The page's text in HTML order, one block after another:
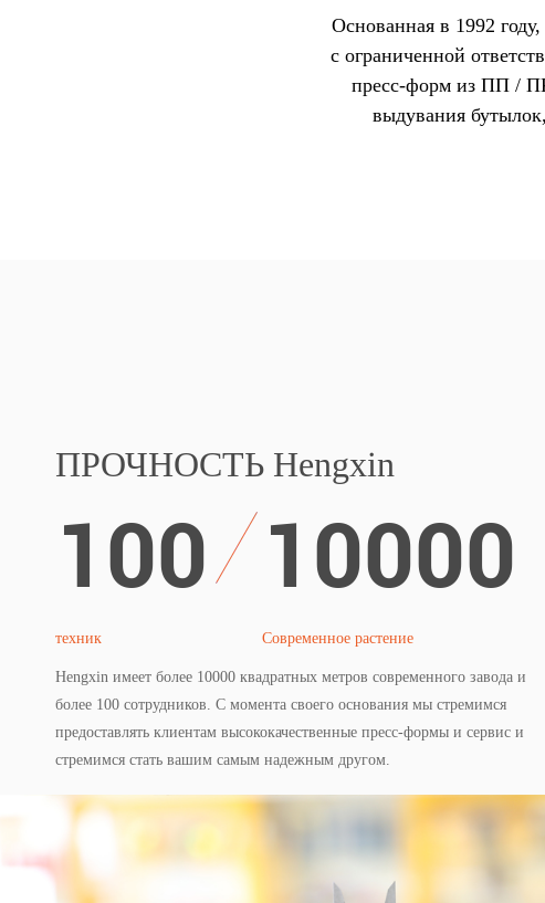
Основанная в 1992
с ограниченной
пресс-форм из ПП /
выдувания
ПРОЧНОСТЬ Hengxin
100
техник
10000
Современное растение
Hengxin имеет более 10000 квадратных метров современного завода и
более 100 сотрудников. С момента своего основания мы стремимся
предоставлять клиентам высококачественные пресс-формы и сервис и
стремимся стать вашим самым надежным другом.